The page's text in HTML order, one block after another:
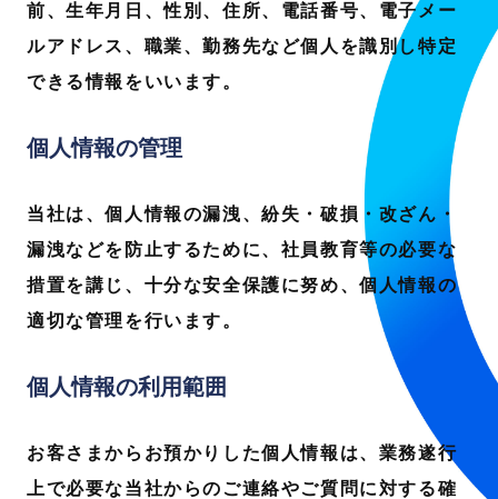
前、生年月日、性別、住所、電話番号、電子メー
ルアドレス、職業、勤務先など個人を識別し特定
できる情報をいいます。
個人情報の管理
当社は、個人情報の漏洩、紛失・破損・改ざん・
漏洩などを防止するために、社員教育等の必要な
措置を講じ、十分な安全保護に努め、個人情報の
適切な管理を行います。
個人情報の利用範囲
お客さまからお預かりした個人情報は、業務遂行
上で必要な当社からのご連絡やご質問に対する確